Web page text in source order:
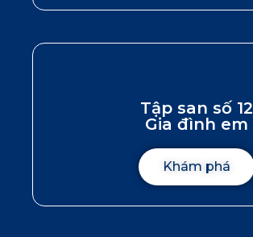
Tập san số 12
Gia đình em
Khám phá